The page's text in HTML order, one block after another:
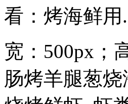
看：烤海鲜用
宽：500px；
肠烤羊腿葱